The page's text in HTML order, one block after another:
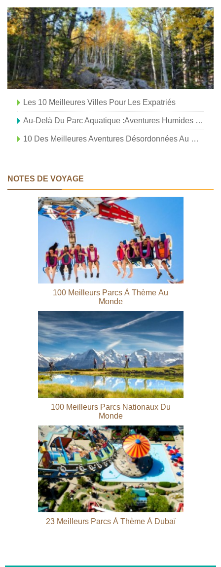
Les 10 Meilleures Villes Pour Les Expatriés
Au-Delà Du Parc Aquatique :aventures Humides Et Sauvages Pour Les Enfants
10 Des Meilleures Aventures Désordonnées Au Monde Pour Les Enfants
NOTES DE VOYAGE
100 Meilleurs Parcs À Thème Au
Monde
100 Meilleurs Parcs Nationaux Du
Monde
23 Meilleurs Parcs À Thème À Dubaï